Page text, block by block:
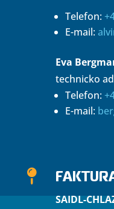
Telefon:
E-mail:
Eva
technicko
Telefon:
E-mail:

SAIDL-